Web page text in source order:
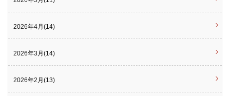
2026年4月(14)
2026年3月(14)
2026年2月(13)